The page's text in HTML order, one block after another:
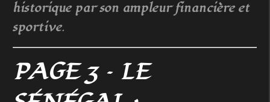
historique par son ampleur financière et
sportive.
PAGE 3 – LE